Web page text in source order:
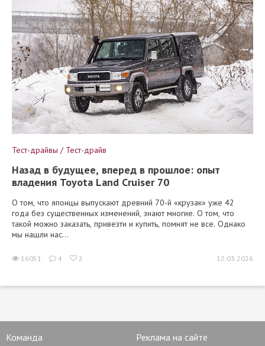
Тест-драйвы / Тест-драйв
Назад в будущее, вперед в прошлое: опыт
владения Toyota Land Cruiser 70
О том, что японцы выпускают древний 70-й «крузак» уже 42
года без существенных изменений, знают многие. О том, что
такой можно заказать, привезти и купить, помнят не все. Однако
мы нашли нас...
16051 4 2 12.03.2026
Команда
Реклама на сайте